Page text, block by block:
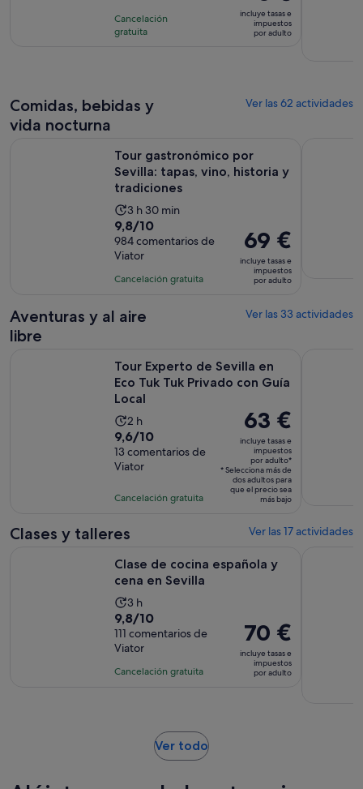
de
9 horas
30 minutos
Cancelación
gratuita
precio
es
de
incluye tasas e
impuestos
por adulto
Comidas, bebidas y
vida nocturna
Ver las 62 actividades
Tour gastronómico por
Sevilla: tapas, vino, historia y
tradiciones
La
duración
de
la
actividad
de
30 minutos
3 h 30 min
9.8
sobre
10
con
comentarios
9,8/10
984 comentarios de
Viator
Cancelación gratuita
El
precio
es
de
por
69 €
incluye tasas e
impuestos
por adulto
Aventuras y al aire
libre
Ver las 33 actividades
Tour Experto de Sevilla en
Eco Tuk Tuk Privado con Guía
Local
La
duración
de
la
es
2 horas
2 h
9.6
sobre
10
13
9,6/10
13 comentarios de
Viator
Cancelación gratuita
El
precio
es
de
63 €
por
63 €
incluye tasas e
impuestos
por adulto*
* Selecciona más de
dos adultos para
que el precio sea
más bajo
Clases y talleres Ver las 17 actividades
Clase de cocina española y
cena en Sevilla
La
duración
de
la
actividad
3 h
9.8
sobre
10
con
9,8/10
111 comentarios de
Viator
Cancelación gratuita
El
precio
es
de
70 €
incluye tasas e
impuestos
por adulto
Ver todoSe